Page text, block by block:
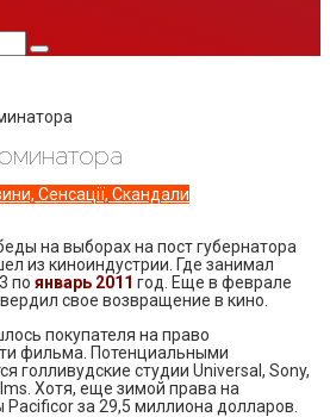
Сенсації, Скандали
на выборах на пост губернатора
из киноиндустрии. Где занимал
по январь 2011 год. Еще в феврале
свое возвращение в кино.
покупателя на право
фильма. Потенциальными
голливудские студии Universal, Sony,
Хотя, еще зимой права на
за 29,5 миллиона долларов.